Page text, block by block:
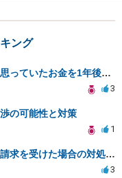
ング
ダブル不倫・借金・手切れ金だと思っていたお金を1年後いまさら脅迫罪として通知書が来てまとめて請求
3
の可能性と対策
1
未成年の娘がネット恋愛で慰謝料請求を受けた場合の対処法は？
3